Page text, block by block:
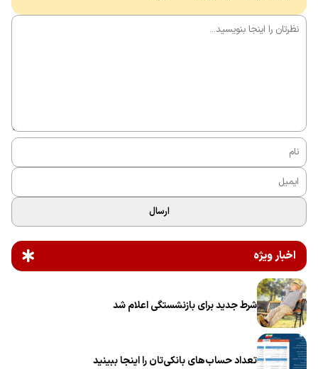
ارسال
اخبار ویژه
شرط جدید برای بازنشستگی اعلام شد
تعداد حساب‌های بانکی‌تان را اینجا ببینید